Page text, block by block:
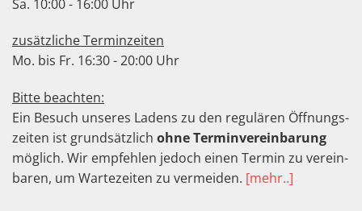
Sa. 10:00 - 16:00 Uhr
zusätzliche Terminzeiten
Mo. bis Fr. 16:30 - 20:00 Uhr
Bitte beachten:
Ein Besuch unseres Ladens zu den regu­lären Öffnungs­
zeiten ist grund­sätz­lich ohne Termin­verein­barung
möglich. Wir empfeh­len jedoch einen Termin zu ver­ein­
baren, um Warte­zeiten zu ver­meiden. [mehr..]